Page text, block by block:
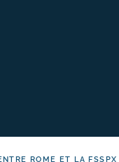
ROME ET LA FSSPX